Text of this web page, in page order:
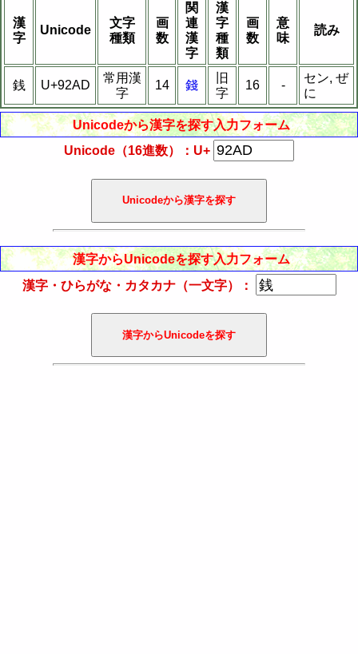
漢
字
Unicode
文字
種類
画
数
関
連
漢
字
漢
字
種
類
画
数
意
味
読み
銭 U+92AD
常用漢
字
14 錢
旧
字
16 -
セン, ぜ
に
Unicodeから漢字を探す入力フォーム
Unicode（16進数）：U+
漢字からUnicodeを探す入力フォーム
漢字・ひらがな・カタカナ（一文字）：